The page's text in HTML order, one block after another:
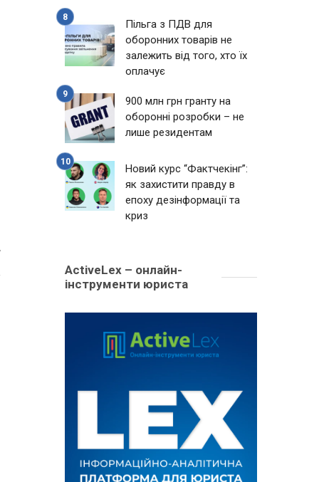
Пільга з ПДВ для
оборонних товарів не
залежить від того, хто їх
оплачує
900 млн грн гранту на
оборонні розробки – не
лише резидентам
Новий курс “Фактчекінг”:
як захистити правду в
епоху дезінформації та
криз
ActiveLex – онлайн-
інструменти юриста